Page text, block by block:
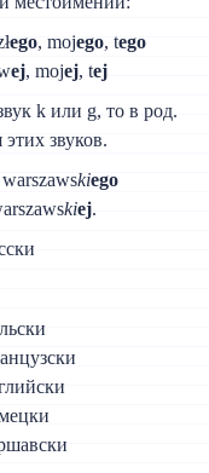
ego, mojego, tego
ej, mojej, tej
k или g, то в род.
звуков.
kiego
kiej.